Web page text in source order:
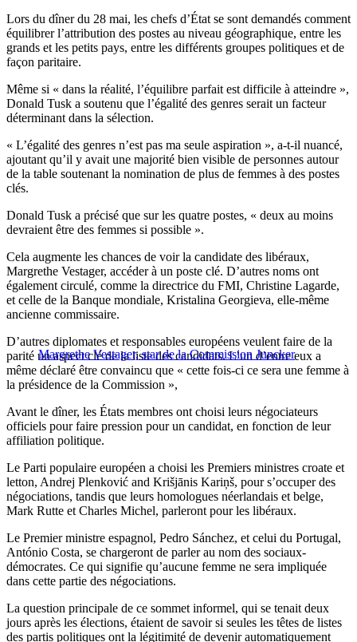
Lors du dîner du 28 mai, les chefs d’État se sont demandés comment
équilibrer l’attribution des postes au niveau géographique, entre les
grands et les petits pays, entre les différents groupes politiques et de
façon paritaire.
Même si « dans la réalité, l’équilibre parfait est difficile à atteindre »,
Donald Tusk a soutenu que l’égalité des genres serait un facteur
déterminant dans la sélection.
« L’égalité des genres n’est pas ma seule aspiration », a-t-il nuancé,
ajoutant qu’il y avait une majorité bien visible de personnes autour
de la table soutenant la nomination de plus de femmes à des postes
clés.
Donald Tusk a précisé que sur les quatre postes, « deux au moins
devraient être des femmes si possible ».
Cela augmente les chances de voir la candidate des libéraux,
Margrethe Vestager, accéder à un poste clé. D’autres noms ont
également circulé, comme la directrice du FMI, Christine Lagarde,
et celle de la Banque mondiale, Kristalina Georgieva, elle-même
ancienne commissaire.
Margrethe Vestager, star de la Commission Juncker
D’autres diplomates et responsables européens veulent faire de la
parité un aspect clé de la liste des candidats. L’un d’entre eux a
même déclaré être convaincu que « cette fois-ci ce sera une femme à
la présidence de la Commission »,
Avant le dîner, les États membres ont choisi leurs négociateurs
officiels pour faire pression pour un candidat, en fonction de leur
affiliation politique.
Le Parti populaire européen a choisi les Premiers ministres croate et
letton, Andrej Plenković and Krišjānis Kariņš, pour s’occuper des
négociations, tandis que leurs homologues néerlandais et belge,
Mark Rutte et Charles Michel, parleront pour les libéraux.
Le Premier ministre espagnol, Pedro Sánchez, et celui du Portugal,
António Costa, se chargeront de parler au nom des sociaux-
démocrates. Ce qui signifie qu’aucune femme ne sera impliquée
dans cette partie des négociations.
La question principale de ce sommet informel, qui se tenait deux
jours après les élections, étaient de savoir si seules les têtes de listes
des partis politiques ont la légitimité de devenir automatiquement